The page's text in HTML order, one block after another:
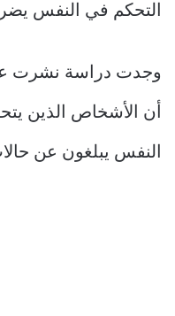
التحكم في النفس
أن الأشخاص الذين
النفس يبلغون عن